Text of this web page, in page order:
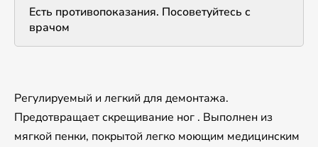
Есть противопоказания. Посоветуйтесь с
врачом
Регулируемый и легкий для демонтажа.
Предотвращает скрещивание ног . Выполнен из
мягкой пенки, покрытой легко моющим медицинским